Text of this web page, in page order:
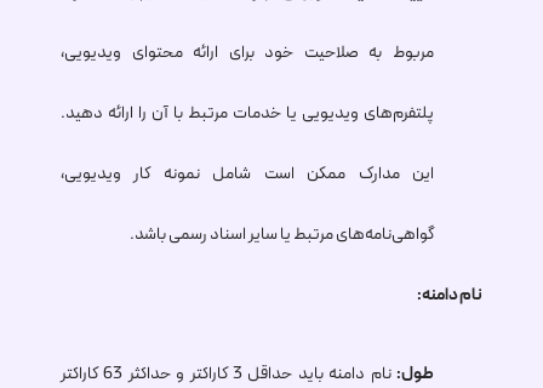
مربوط به صلاحیت خود برای ارائه محتوای ویدیویی،
پلتفرم‌های ویدیویی یا خدمات مرتبط با آن را ارائه دهید.
این مدارک ممکن است شامل نمونه کار ویدیویی،
گواهی‌نامه‌های مرتبط یا سایر اسناد رسمی باشد.
نام دامنه:
طول: نام دامنه باید حداقل 3 کاراکتر و حداکثر 63 کاراکتر